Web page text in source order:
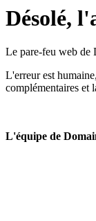
Désolé,
Le pare-feu web de
L'erreur est
complémentaires et
L'équipe de